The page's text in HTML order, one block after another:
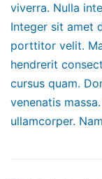
viverra. Nulla
Integer sit amet
porttitor velit.
hendrerit
cursus quam.
venenatis
ullamcorper.